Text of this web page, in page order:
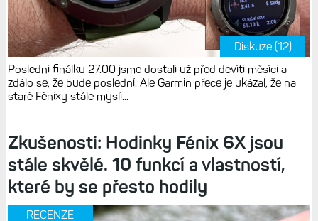
Diskuze (12)
Poslední finálku 27.00 jsme dostali už před devíti měsíci a
zdálo se, že bude poslední. Ale Garmin přece je ukázal, že na
staré Fénixy stále myslí...
Zkušenosti: Hodinky Fénix 6X jsou
stále skvělé. 10 funkcí a vlastností,
které by se přesto hodily
RECENZE